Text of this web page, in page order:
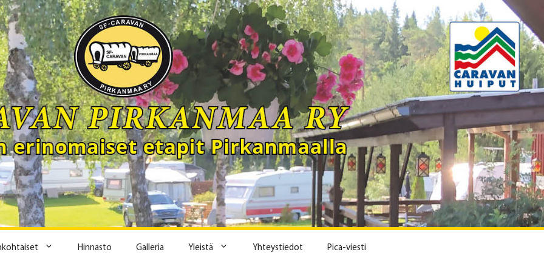
Hinnasto Galleria Yleistä Yhteystiedot Pica-viesti